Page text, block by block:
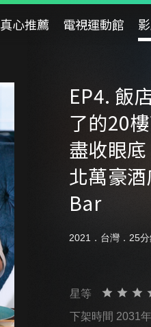
真心推薦 電視運動館
EP4. 飯
了的20
盡收眼
北萬豪
Bar
2021．台灣．25分
星等
下架時間 2031